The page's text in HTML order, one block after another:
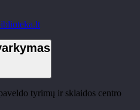
tyrimų ir sklaidos centro